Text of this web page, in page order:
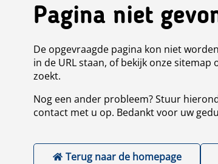
Pagina niet
De opgevraagde pagina kon niet
in de URL staan, of bekijk onze
zoekt.
Nog een ander probleem? Stuur
contact met u op. Bedankt voor uw
Terug naar de homepage